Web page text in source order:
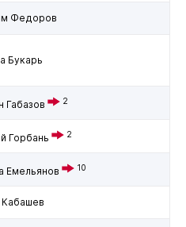
Федоров
Букарь
Габазов 2
Горбань 2
Емельянов 10